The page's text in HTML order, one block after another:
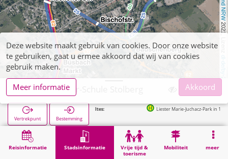
Land NRW
2021, Lizenz
dl-de/by-2-0
Reisinformatie Stadsinformatie
Vrije tijd &
toerisme
Mobiliteit meer
Probst-Grüber-Schule Stolberg
Vertrekpunt Bestemming
Liester Marie-Juchacz-Park in 131m
Stadsinformatie Opleiding Probst-Grüber-Schule Stolberg
Deze website maakt gebruik van cookies. Door onze website
te gebruiken, gaat u ermee akkoord dat wij van cookies
gebruik maken.
Meer informatie
Akkoord